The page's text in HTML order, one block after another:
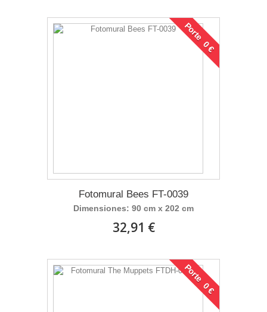
Porte 0 €
Fotomural Bees FT-0039
Dimensiones: 90 cm x 202 cm
32,91 €
Porte 0 €